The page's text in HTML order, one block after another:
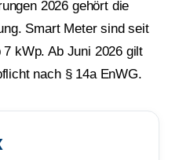
2026 gehört die
Smart Meter sind seit
kWp. Ab Juni 2026 gilt
nach § 14a EnWG.